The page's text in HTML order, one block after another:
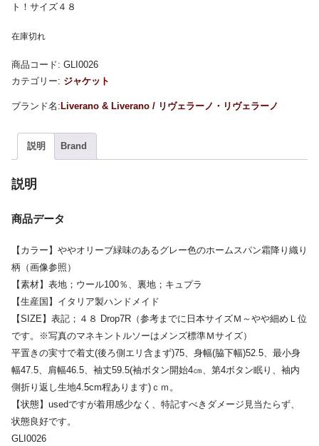
ト！サイズ４８
在庫切れ
商品コード: GLI0026
カテゴリー: ジャケット
Liverano & Liverano / リヴェラーノ・リヴェラーノ
説明 Brand
説明
商品データ
【カラー】ややオリーブ緑味のあるグレー色のホームスパン霜降り織り
柄（画像参照）
【素材】表地；ウール100％、裏地；キュプラ
【生産国】イタリア製ハンドメイド
【SIZE】表記；４８ Drop7R（参考までに日本サイズＭ～やや細めＬ位
です。※写真のマネキントルソーはメンズ標準Ｍサイズ）
平置きの実寸で着丈(後ろ側エリ含まず)75、身幅(脇下幅)52.5、最小身
幅47.5、肩幅46.5、袖丈59.5(袖ボタン開始4㎝、第4ボタン眠り、袖内
側折り返し生地4.5cm程あります)ｃｍ。
【状態】usedですが着用感少なく、特記すべきダメージ見当たらず、
状態良好です。
GLI0026